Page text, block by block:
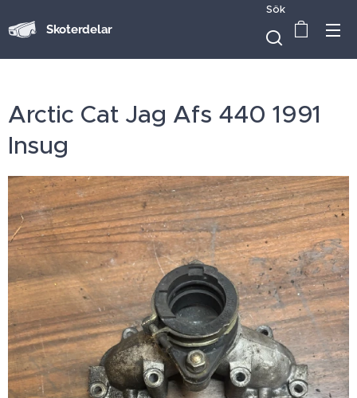
Skoterdelar
Sök
Arctic Cat Jag Afs 440 1991
Insug